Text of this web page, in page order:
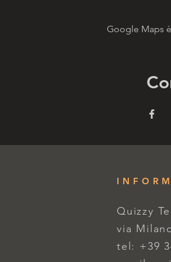
Google Maps
Quizzy
via
tel: +39